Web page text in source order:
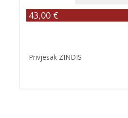
43,00 €
Privjesak ZINDIS